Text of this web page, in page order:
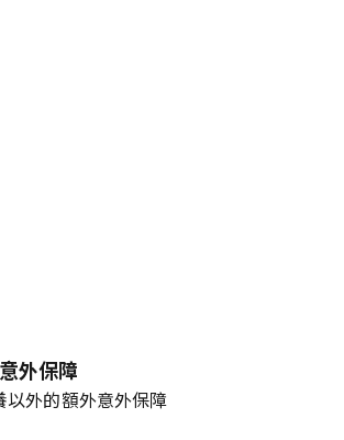
外保障
以外的額外意外保障